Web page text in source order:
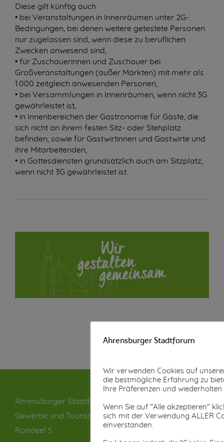
Diese gilt künftig auch
• bei Veranstaltungen in Innenräumen unter 2G-
Bedingungen, bei denen weitere getestete Personen
nur zugelassen sind, wenn diese zu beruflichen
Zwecken anwesend sind,
• für Zuschauerinnen und Zuschauer bei
Großveranstaltungen (außer Märkten) mit mehr als
1.000 zeitgleich anwesenden Personen,
• bei Versammlungen in Innenräumen, wenn nicht 3G
gewährleistet ist,
• in Innenbereichen der Gastronomie für Gäste, die
sich nicht an ihrem festen Sitz- oder Stehplatz
befinden, sowie für Gastwirtinnen und Gastwirte und
ihre Mitarbeitenden,
• in Gottesdiensten grundsätzlich auch am Sitzplatz,
wenn nicht 3G gewährleistet ist.
Ahrensburger Stadtforum für Handel,
Gewerbe und Tourismus e. V.
Rondeel 5
Ahrensburger Stadtforum
Wir verwenden Cookies auf
die bestmögliche Erfahrung zu
Ihre Präferenzen und
Wenn Sie auf "Alle akzeptieren"
sich mit der Verwendung ALLER
einverstanden.